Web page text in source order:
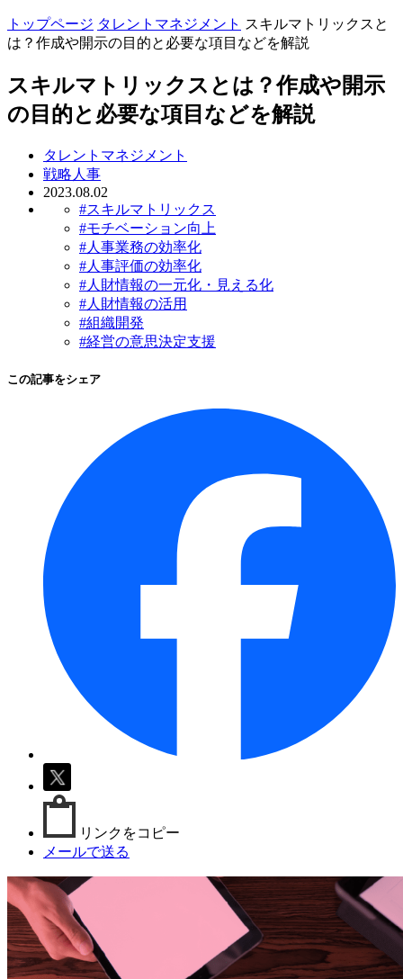
トップページ タレントマネジメント スキルマトリックスと
は？作成や開示の目的と必要な項目などを解説
スキルマトリックスとは？作成や開示
の目的と必要な項目などを解説
タレントマネジメント
戦略人事
2023.08.02
#スキルマトリックス
#モチベーション向上
#人事業務の効率化
#人事評価の効率化
#人財情報の一元化・見える化
#人財情報の活用
#組織開発
#経営の意思決定支援
この記事をシェア
リンクをコピー
メールで送る